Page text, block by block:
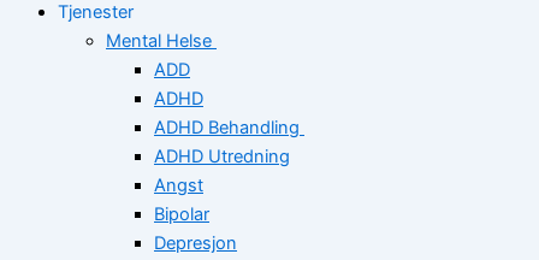
Tjenester
Mental Helse
ADD
ADHD
ADHD Behandling
ADHD Utredning
Angst
Bipolar
Depresjon